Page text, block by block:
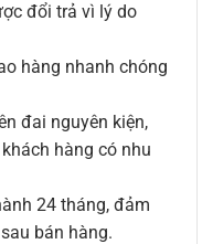
đổi trả vì lý do
hàng nhanh chóng
đai nguyên kiện,
hàng có nhu
24 tháng, đảm
bán hàng.